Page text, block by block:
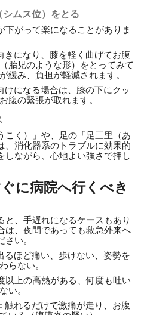
ムス位）をとる
下がって楽になることがありま
きになり、膝を軽く曲げてお腹
胎児のような形）をとってみて
緩み、負担が軽減されます。
けになる場合は、膝の下にクッ
腹の緊張が取れます。
こく）」や、足の「足三里（あ
、消化器系のトラブルに効果的
しながら、心地よい強さで押し
に病院へ行くべき
と、手遅れになるケースもあり
は、夜間であっても救急外来へ
い。
るほど痛い、歩けない、姿勢を
らない。
以上の高熱がある、何度も吐い
い。
触れるだけで激痛が走り、お腹